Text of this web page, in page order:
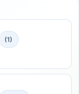
(1)